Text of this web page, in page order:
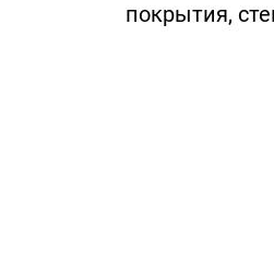
покрытия,